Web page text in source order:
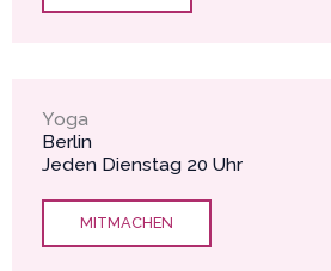
Yoga
Berlin
Jeden Dienstag 20 Uhr
MITMACHEN